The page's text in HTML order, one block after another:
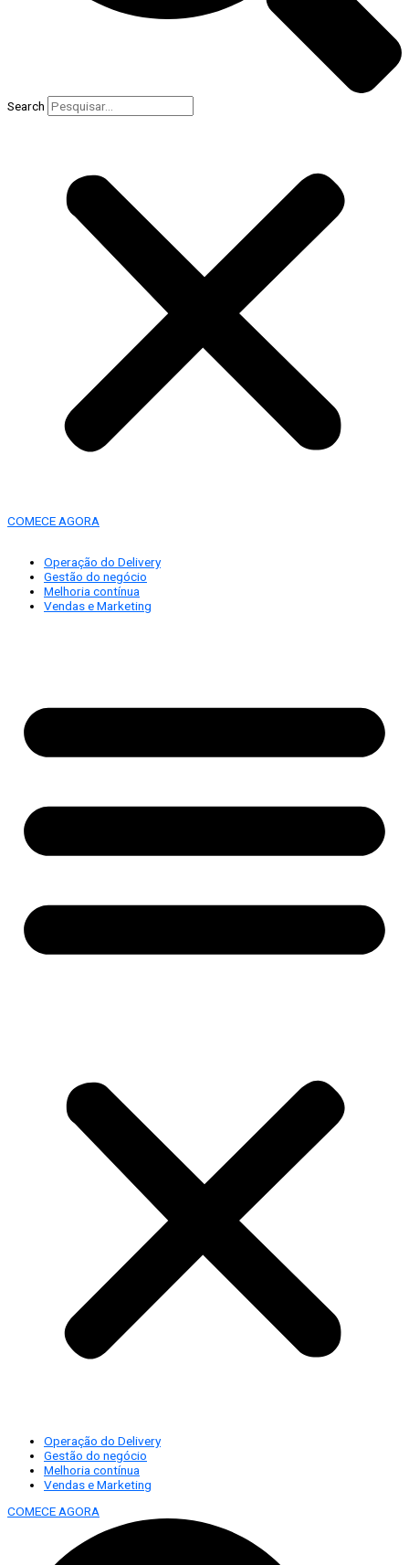
Search
COMECE AGORA
Operação do Delivery
Gestão do negócio
Melhoria contínua
Vendas e Marketing
Operação do Delivery
Gestão do negócio
Melhoria contínua
Vendas e Marketing
COMECE AGORA